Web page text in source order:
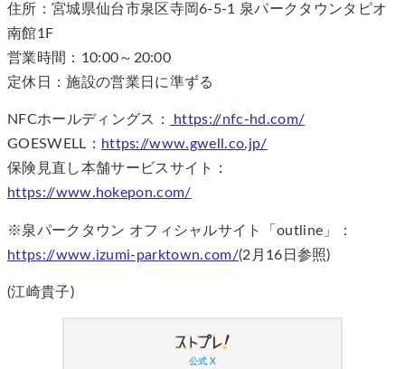
住所：宮城県仙台市泉区寺岡6-5-1 泉パークタウンタピオ
南館1F
営業時間：10:00～20:00
定休日：施設の営業日に準ずる
NFCホールディングス：
https://nfc-hd.com/
GOESWELL： https://www.gwell.co.jp/
保険見直し本舗サービスサイト：
https://www.hokepon.com/
※泉パークタウン オフィシャルサイト「outline」：
https://www.izumi-parktown.com/(2月16日参照)
(江崎貴子)
公式 X